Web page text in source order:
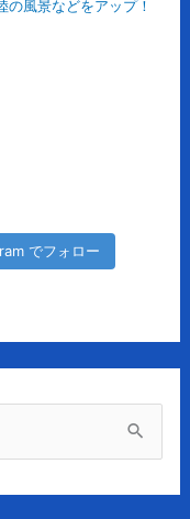
風景などをアップ！
でフォロー